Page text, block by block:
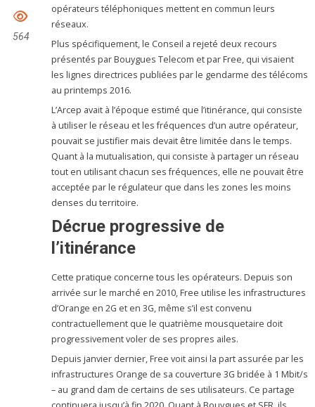
564
opérateurs téléphoniques mettent en commun leurs
réseaux.
Plus spécifiquement, le Conseil a rejeté deux recours
présentés par Bouygues Telecom et par Free, qui visaient
les lignes directrices publiées par le gendarme des télécoms
au printemps 2016.
L’Arcep avait à l’époque estimé que l’itinérance, qui consiste
à utiliser le réseau et les fréquences d’un autre opérateur,
pouvait se justifier mais devait être limitée dans le temps.
Quant à la mutualisation, qui consiste à partager un réseau
tout en utilisant chacun ses fréquences, elle ne pouvait être
acceptée par le régulateur que dans les zones les moins
denses du territoire.
Décrue progressive de
l’itinérance
Cette pratique concerne tous les opérateurs. Depuis son
arrivée sur le marché en 2010, Free utilise les infrastructures
d’Orange en 2G et en 3G, même s’il est convenu
contractuellement que le quatrième mousquetaire doit
progressivement voler de ses propres ailes.
Depuis janvier dernier, Free voit ainsi la part assurée par les
infrastructures Orange de sa couverture 3G bridée à 1 Mbit/s
– au grand dam de certains de ses utilisateurs. Ce partage